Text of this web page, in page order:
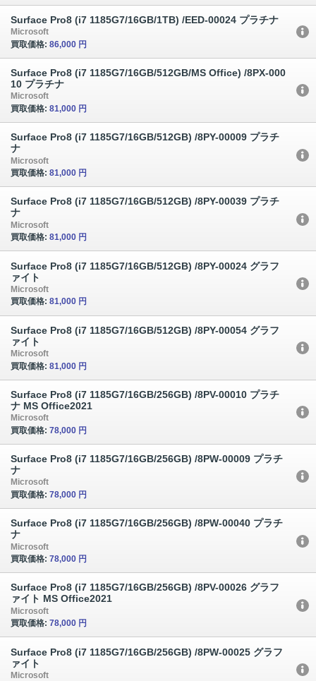
Surface Pro8 (i7 1185G7/16GB/1TB) /EED-00024 プラチナ
Microsoft
買取価格: 86,000 円
Surface Pro8 (i7 1185G7/16GB/512GB/MS Office) /8PX-000
10 プラチナ
Microsoft
買取価格: 81,000 円
Surface Pro8 (i7 1185G7/16GB/512GB) /8PY-00009 プラチ
ナ
Microsoft
買取価格: 81,000 円
Surface Pro8 (i7 1185G7/16GB/512GB) /8PY-00039 プラチ
ナ
Microsoft
買取価格: 81,000 円
Surface Pro8 (i7 1185G7/16GB/512GB) /8PY-00024 グラフ
ァイト
Microsoft
買取価格: 81,000 円
Surface Pro8 (i7 1185G7/16GB/512GB) /8PY-00054 グラフ
ァイト
Microsoft
買取価格: 81,000 円
Surface Pro8 (i7 1185G7/16GB/256GB) /8PV-00010 プラチ
ナ MS Office2021
Microsoft
買取価格: 78,000 円
Surface Pro8 (i7 1185G7/16GB/256GB) /8PW-00009 プラチ
ナ
Microsoft
買取価格: 78,000 円
Surface Pro8 (i7 1185G7/16GB/256GB) /8PW-00040 プラチ
ナ
Microsoft
買取価格: 78,000 円
Surface Pro8 (i7 1185G7/16GB/256GB) /8PV-00026 グラフ
ァイト MS Office2021
Microsoft
買取価格: 78,000 円
Surface Pro8 (i7 1185G7/16GB/256GB) /8PW-00025 グラフ
ァイト
Microsoft